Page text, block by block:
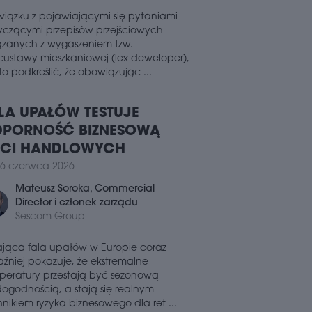
V Tower w centrum Warszawy. Od
2026 roku zmodernizowany
będzie pełnił funkcję nowej
centrali firmy.
lipca 2026
PRZYSPIESZA
raportu firmy doradczej Newmark
„Office Occupier – Rynek biurowy w
rynku biurowym przyniosła
ożywienie po stronie najemców
utrzymującej się bardzo ograniczonej
deweloperskiej.
RYNKI BIUROWE W
Z ZASOBAMI RZĘDU 6,7 MLN
Izba Nieruchomości Komercyjnych
z pojawiającymi się pytaniami
przepisów przejściowych
z wygaszeniem tzw.
mieszkaniowej (lex deweloper),
podkreślić, że obowiązując ...
UPAŁÓW TESTUJE
BIZNESOWĄ
HANDLOWYCH
czerwca 2026
Mateusz Soroka , Commercial
Director i członek zarządu
Sescom Group
fala upałów w Europie coraz
pokazuje, że ekstremalne
przestają być sezonową
a stają się realnym
ryzyka biznesowego dla ret ...